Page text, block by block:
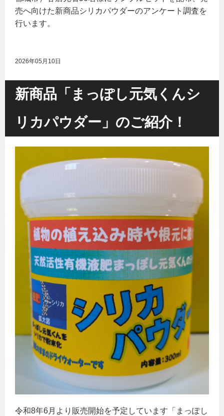
売へ向けた新商品シリカパウダーのアンケート調査を
行います。
2026年05月10日
新商品「まっぽし元気くんシ
リカパウダー」のご紹介！
令和8年6月より販売開始を予定しています「まっぽし